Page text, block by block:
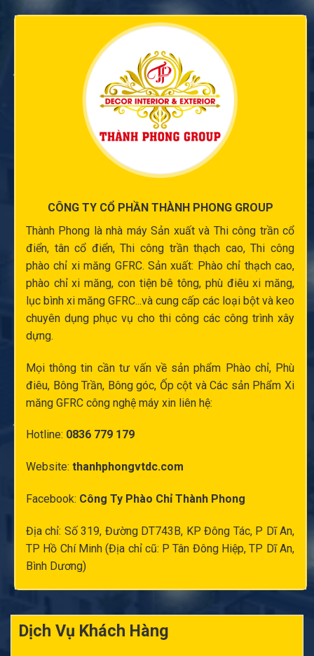
CÔNG TY CỔ PHẦN THÀNH PHONG GROUP
Thành Phong là nhà máy Sản xuất và Thi công trần cổ
điển, tân cổ điển,Thi công trần thạch cao,Thi công
phào chỉ xi măng GFRC. Sản xuất: Phào chỉ thạch cao,
phào chỉ xi măng, con tiện bê tông, phù điêu xi măng,
lục bình xi măng GFRC...và cung cấp các loại bột và keo
chuyên dụng phục vụ cho thi công các công trình xây
dựng.
Mọi thông tin cần tư vấn về sản phẩm Phào chỉ, Phù
điêu, Bông Trần, Bông góc, Ốp cột và Các sản Phẩm Xi
măng GFRC công nghệ máy xin liên hệ:
Hotline: 0836 779 179
Website: thanhphongvtdc.com
Facebook: Công Ty Phào Chỉ Thành Phong
Địa chỉ: Số 319, Đường DT743B, KP Đông Tác, P Dĩ An,
TP Hồ Chí Minh (Địa chỉ cũ: P Tân Đông Hiệp, TP Dĩ An,
Bình Dương)
Dịch Vụ Khách Hàng